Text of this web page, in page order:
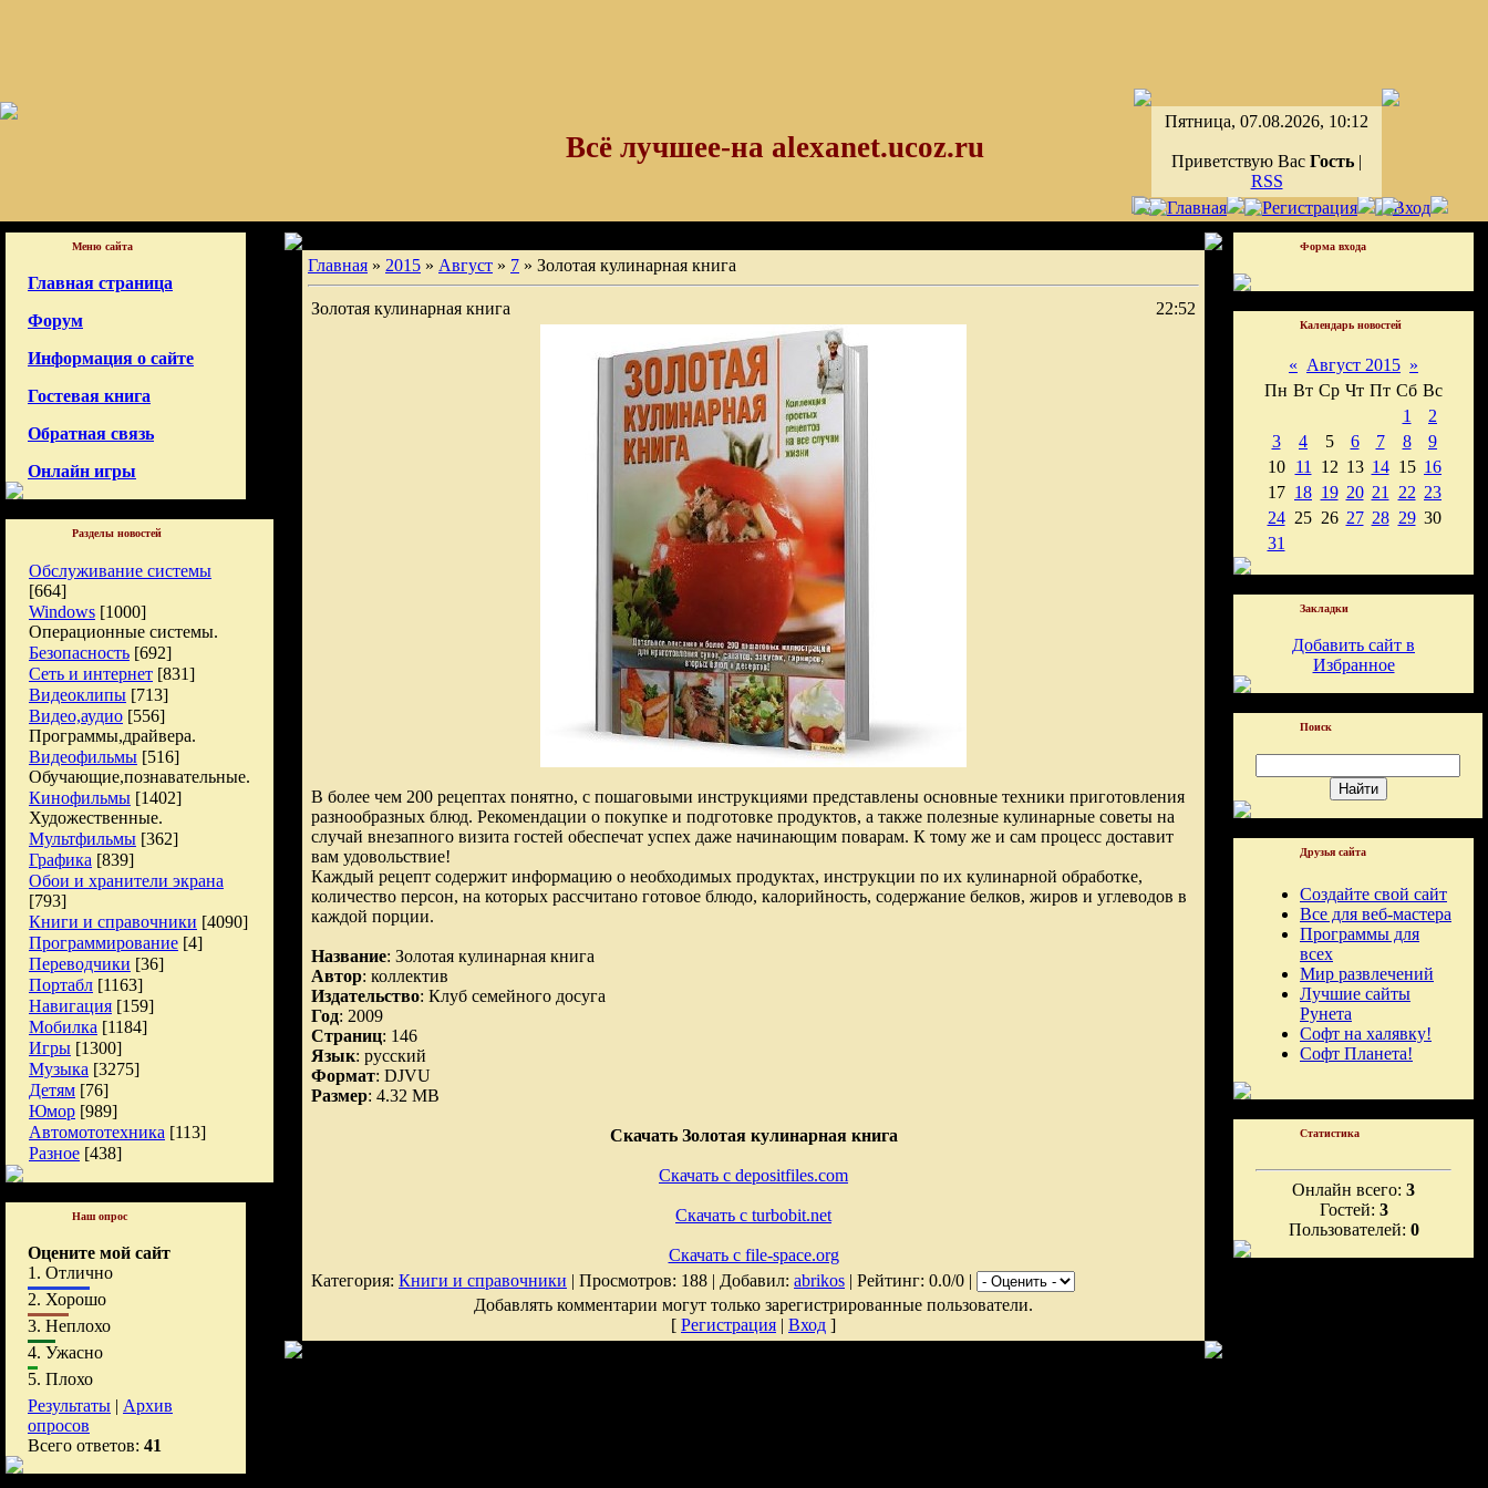
Пятница, 07.08.2026, 10:12
Приветствую Вас Гость |
RSS
Всё лучшее-на alexanet.ucoz.ru
Меню сайта
Главная страница
Форум
Информация о сайте
Гостевая книга
Обратная связь
Онлайн игры
Разделы новостей
Обслуживание системы
[664]
Windows [1000]
Операционные системы.
Безопасность [692]
Сеть и интернет [831]
Видеоклипы [713]
Видео,аудио [556]
Программы,драйвера.
Видеофильмы [516]
Обучающие,познавательные.
Кинофильмы [1402]
Художественные.
Мультфильмы [362]
Графика [839]
Обои и хранители экрана
[793]
Книги и справочники [4090]
Программирование [4]
Переводчики [36]
Портабл [1163]
Навигация [159]
Мобилка [1184]
Игры [1300]
Музыка [3275]
Детям [76]
Юмор [989]
Автомототехника [113]
Разное [438]
Наш опрос
Оцените мой сайт
1. Отлично
2. Хорошо
3. Неплохо
4. Ужасно
5. Плохо
Результаты | Архив
опросов
Всего ответов: 41
Главная » 2015 » Август » 7 » Золотая кулинарная книга
Золотая кулинарная книга 22:52
В более чем 200 рецептах понятно, с пошаговыми инструкциями представлены основные техники приготовления
разнообразных блюд. Рекомендации о покупке и подготовке продуктов, а также полезные кулинарные советы на
случай внезапного визита гостей обеспечат успех даже начинающим поварам. К тому же и сам процесс доставит
вам удовольствие!
Каждый рецепт содержит информацию о необходимых продуктах, инструкции по их кулинарной обработке,
количество персон, на которых рассчитано готовое блюдо, калорийность, содержание белков, жиров и углеводов в
каждой порции.
Название: Золотая кулинарная книга
Автор: коллектив
Издательство: Клуб семейного досуга
Год: 2009
Страниц: 146
Язык: русский
Формат: DJVU
Размер: 4.32 MB
Скачать Золотая кулинарная книга
Скачать с depositfiles.com
Скачать с turbobit.net
Скачать с file-space.org
Категория: Книги и справочники | Просмотров: 188 | Добавил: abrikos | Рейтинг: 0.0/0 |
Добавлять комментарии могут только зарегистрированные пользователи.
[ Регистрация | Вход ]
Форма входа
Календарь новостей
« Август 2015 »
Пн Вт Ср Чт Пт Сб Вс
1
2
3
4 5 6 7 8
9
10
11 12 13 14 15 16
17 18 19 20 21 22 23
24 25 26 27 28 29 30
31
Закладки
Добавить сайт в
Избранное
Поиск
Друзья сайта
Создайте свой сайт
Все для веб-мастера
Программы для
всех
Мир развлечений
Лучшие сайты
Рунета
Софт на халявку!
Софт Планета!
Статистика
Онлайн всего: 3
Гостей: 3
Пользователей: 0